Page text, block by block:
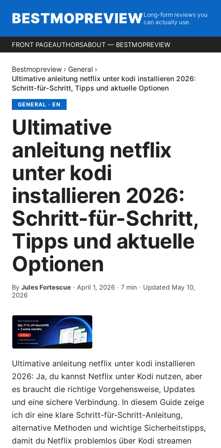
BESTMOPREVIEW Long-form reviews you
can actually use.
FRONT PAGEAUTHORSABOUT — BESTMOPREVIEW
Bestmopreview › General ›
Ultimative anleitung netflix unter kodi installieren 2026:
Schritt-für-Schritt, Tipps und aktuelle Optionen
GENERAL · EN
Ultimative
anleitung netflix
unter kodi
installieren 2026:
Schritt-für-Schritt,
Tipps und aktuelle
Optionen
By Jules Fortescue · April 1, 2026 · 7 min · Updated May 10,
2026
Ultimative anleitung netflix unter kodi installieren
2026: Ja, du kannst Netflix unter Kodi nutzen, aber
es braucht die richtige Vorgehensweise, Updates
und eine sichere Verbindung. In diesem Guide zeige
ich dir eine klare Schritt-für-Schritt-Anleitung,
alternative Methoden und wichtige Sicherheitstipps,
damit du Netflix problemlos über Kodi streamen